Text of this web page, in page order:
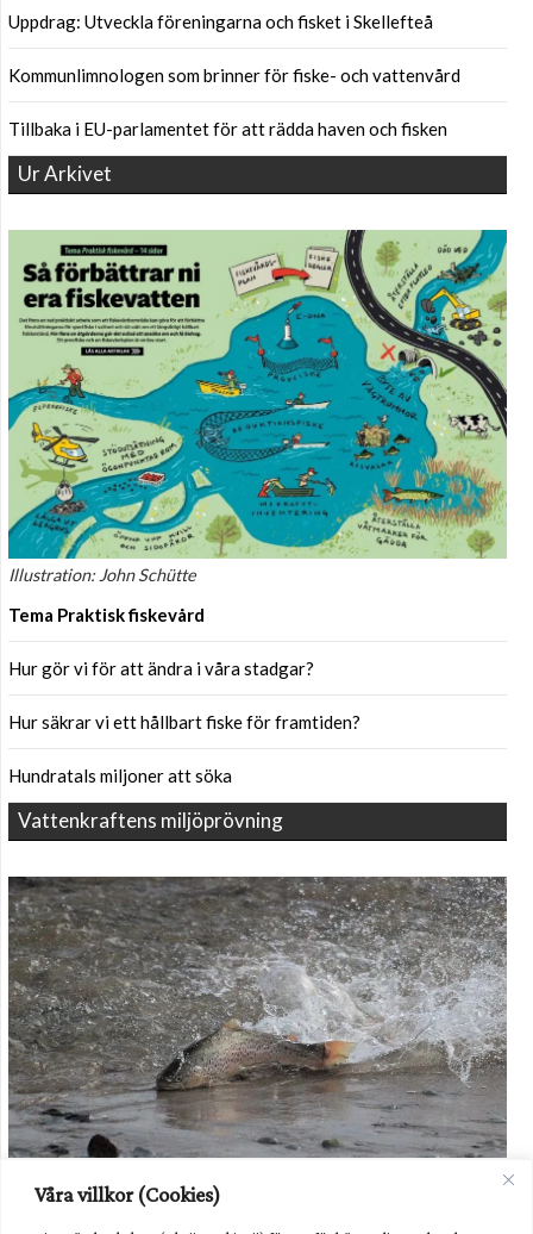
Våra villkor (Cookies)
Uppdrag: Utveckla föreningarna och fisket i Skellefteå
Kommunlimnologen som brinner för fiske- och vattenvård
Tillbaka i EU-parlamentet för att rädda haven och fisken
Ur Arkivet
Illustration: John Schütte
Tema Praktisk fiskevård
Hur gör vi för att ändra i våra stadgar?
Hur säkrar vi ett hållbart fiske för framtiden?
Hundratals miljoner att söka
Vattenkraftens miljöprövning
odling av utsättning. Foto: Havs- och vattenmyndigheten.